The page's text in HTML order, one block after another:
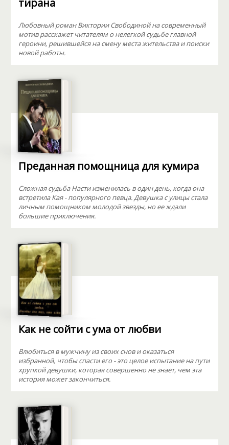
тирана
Любовный роман Виктории Свободиной на современный
мотив расскажет читателям о нелегкой судьбе главной
героини, решившейся на смену места жительства и поиски
новой работы.
Преданная помощница для кумира
Сложная судьба Насти изменилась в один день, когда она
встретила Кая - популярного певца. Девушка с улицы стала
личным помощником молодой звезды, но ее ждали
большие приключения.
Как не сойти с ума от любви
Влюбиться в мужчину из своих снов и оказаться
избранной, чтобы спасти его - это целое испытание на пути
хрупкой девушки, которая совершенно не знает, чем эта
история может закончиться.